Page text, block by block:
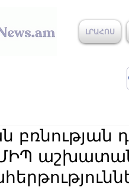
ԼՐԱՀՈՍ
բռնության
ՄԻՊ